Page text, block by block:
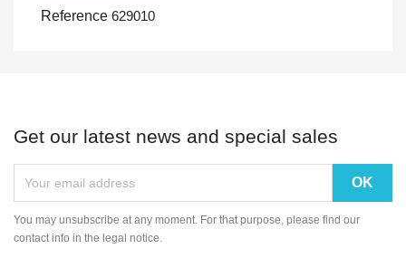
Reference 629010
Get our latest news and special sales
You may unsubscribe at any moment. For that purpose, please find our
contact info in the legal notice.